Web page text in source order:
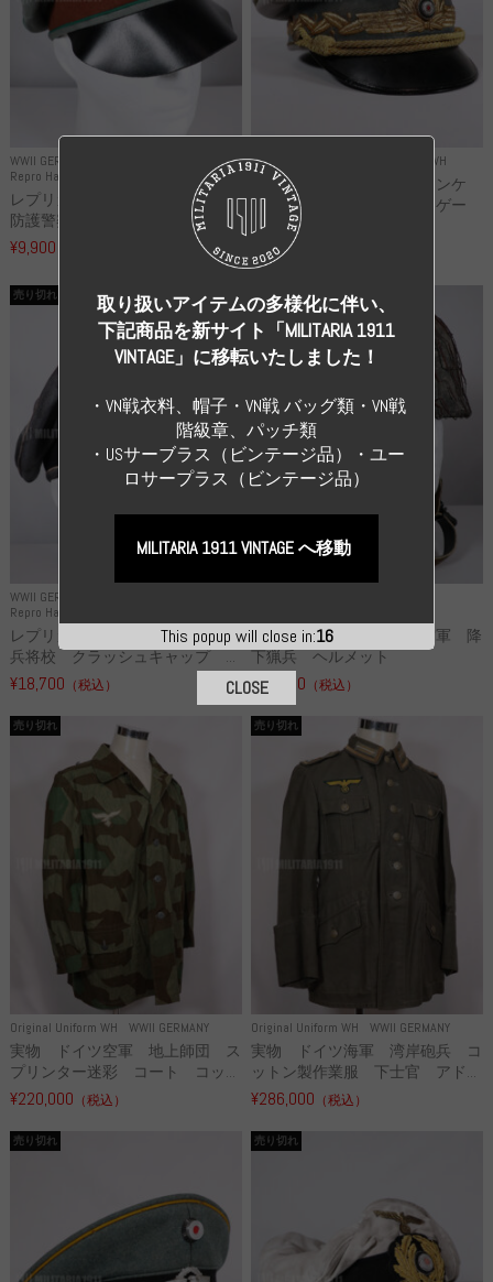
WWII GERMANY
Repro Hat and Cap Police and other
レプリカ ドイツ秩序警察 都市
防護警察 クラッシュキャップ...
¥9,900
WWII GERMANY Repro Uniforms WH
レプリカ ミヒャエル・ヤンケ
製 国家元帥 ヘルマン・ゲー
リ...
¥55,000
WWII GERMANY
Repro Hat and Cap SS and WSS
売り切れ
レプリカ 武装親衛隊 WSS 歩
兵将校 クラッシュキャップ ...
¥18,700 （税込）
売り切れ
高品質レプリカ ドイツ空軍 降
下猟兵 ヘルメット
¥49,800 （税込）
Original Uniform WH WWII GERMANY
売り切れ
実物 ドイツ空軍 地上師団 ス
プリンター迷彩 コート コッ...
¥220,000 （税込）
Original Uniform WH WWII GERMANY
売り切れ
実物 ドイツ海軍 湾岸砲兵 コ
ットン製作業服 下士官 アド...
¥286,000 （税込）
売り切れ 売り切れ
This popup will close in:16
取り扱いアイテムの多様化に伴い、
下記商品を新サイト「MILITARIA 1911
VINTAGE」に移転いたしました！
・VN戦衣料、帽子・VN戦 バッグ類・VN戦
階級章、パッチ類
・USサーブラス（ビンテージ品）・ユー
ロサープラス（ビンテージ品）
MILITARIA 1911 VINTAGE へ移動
CLOSE